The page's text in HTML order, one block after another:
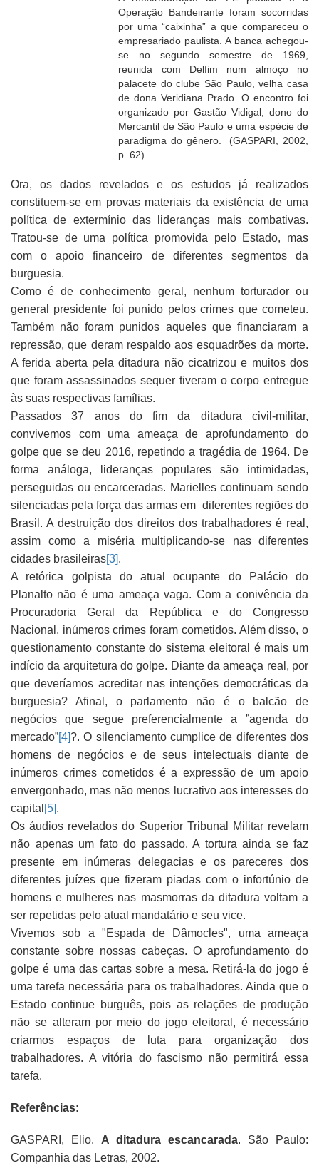
Operação Bandeirante foram socorridas
por uma “caixinha” a que compareceu o
empresariado paulista. A banca achegou-
se no segundo semestre de 1969,
reunida com Delfim num almoço no
palacete do clube São Paulo, velha casa
de dona Veridiana Prado. O encontro foi
organizado por Gastão Vidigal, dono do
Mercantil de São Paulo e uma espécie de
paradigma do gênero. (GASPARI, 2002,
p. 62).
Ora, os dados revelados e os estudos já realizados
constituem-se em provas materiais da existência de uma
política de extermínio das lideranças mais combativas.
Tratou-se de uma política promovida pelo Estado, mas
com o apoio financeiro de diferentes segmentos da
burguesia.
Como é de conhecimento geral, nenhum torturador ou
general presidente foi punido pelos crimes que cometeu.
Também não foram punidos aqueles que financiaram a
repressão, que deram respaldo aos esquadrões da morte.
A ferida aberta pela ditadura não cicatrizou e muitos dos
que foram assassinados sequer tiveram o corpo entregue
às suas respectivas famílias.
Passados 37 anos do fim da ditadura civil-militar,
convivemos com uma ameaça de aprofundamento do
golpe que se deu 2016, repetindo a tragédia de 1964. De
forma análoga, lideranças populares são intimidadas,
perseguidas ou encarceradas. Marielles continuam sendo
silenciadas pela força das armas em diferentes regiões do
Brasil. A destruição dos direitos dos trabalhadores é real,
assim como a miséria multiplicando-se nas diferentes
cidades brasileiras[3].
A retórica golpista do atual ocupante do Palácio do
Planalto não é uma ameaça vaga. Com a conivência da
Procuradoria Geral da República e do Congresso
Nacional, inúmeros crimes foram cometidos. Além disso, o
questionamento constante do sistema eleitoral é mais um
indício da arquitetura do golpe. Diante da ameaça real, por
que deveríamos acreditar nas intenções democráticas da
burguesia? Afinal, o parlamento não é o balcão de
negócios que segue preferencialmente a ”agenda do
mercado”[4]?. O silenciamento cumplice de diferentes dos
homens de negócios e de seus intelectuais diante de
inúmeros crimes cometidos é a expressão de um apoio
envergonhado, mas não menos lucrativo aos interesses do
capital [5].
Os áudios revelados do Superior Tribunal Militar revelam
não apenas um fato do passado. A tortura ainda se faz
presente em inúmeras delegacias e os pareceres dos
diferentes juízes que fizeram piadas com o infortúnio de
homens e mulheres nas masmorras da ditadura voltam a
ser repetidas pelo atual mandatário e seu vice.
Vivemos sob a "Espada de Dâmocles", uma ameaça
constante sobre nossas cabeças. O aprofundamento do
golpe é uma das cartas sobre a mesa. Retirá-la do jogo é
uma tarefa necessária para os trabalhadores. Ainda que o
Estado continue burguês, pois as relações de produção
não se alteram por meio do jogo eleitoral, é necessário
criarmos espaços de luta para organização dos
trabalhadores. A vitória do fascismo não permitirá essa
tarefa.
Referências:
GASPARI, Elio. A ditadura escancarada. São Paulo:
Companhia das Letras, 2002.